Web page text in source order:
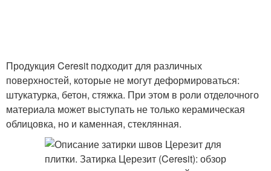
Продукция Ceresit подходит для различных
поверхностей, которые не могут деформироваться:
штукатурка, бетон, стяжка. При этом в роли отделочного
материала может выступать не только керамическая
облицовка, но и каменная, стеклянная.